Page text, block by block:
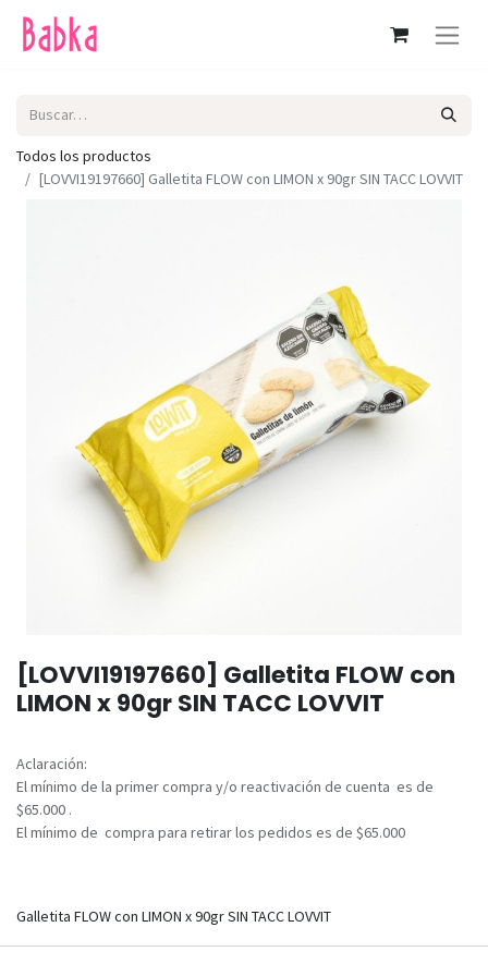
Todos los productos
[LOVVI19197660] Galletita FLOW con LIMON x 90gr SIN TACC LOVVIT
[LOVVI19197660] Galletita FLOW con
LIMON x 90gr SIN TACC LOVVIT
Aclaración:
El mínimo de la primer compra y/o reactivación de cuenta es de
$65.000 .
El mínimo de compra para retirar los pedidos es de $65.000
Galletita FLOW con LIMON x 90gr SIN TACC LOVVIT